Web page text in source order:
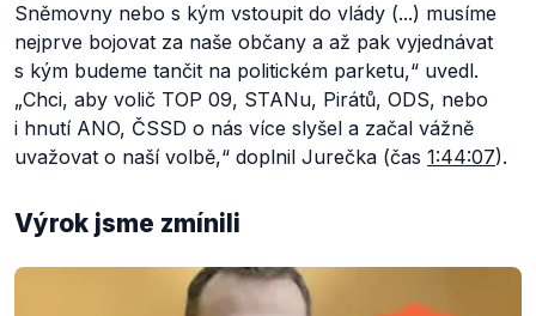
Sněmovny nebo s kým vstoupit do vlády (...) musíme
nejprve bojovat za naše občany a až pak vyjednávat
s kým budeme tančit na politickém parketu,“ uvedl.
„Chci, aby volič TOP 09, STANu, Pirátů, ODS, nebo
i hnutí ANO, ČSSD o nás více slyšel a začal vážně
uvažovat o naší volbě,“ doplnil Jurečka (čas 1:44:07).
Výrok jsme zmínili